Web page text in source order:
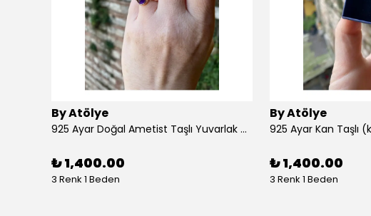
By Atölye
925 Ayar Doğal Ametist Taşlı Yuvarlak Gümüş Yüzük
₺ 1,400.00
3 Renk 1 Beden
By Atölye
₺ 1,400.00
3 Renk 1 Beden